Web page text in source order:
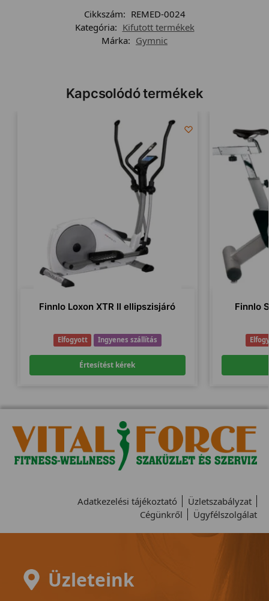
Cikkszám: REMED-0024
Kategória: Kifutott termékek
Márka: Gymnic
Kapcsolódó termékek
Finnlo Loxon XTR II ellipszisjáró
Elfogyott Ingyenes szállítás
Értesítést kérek
Finnlo
Adatkezelési tájékoztató
Üzletszabályzat
Cégünkről
Ügyfélszolgálat
Üzleteink